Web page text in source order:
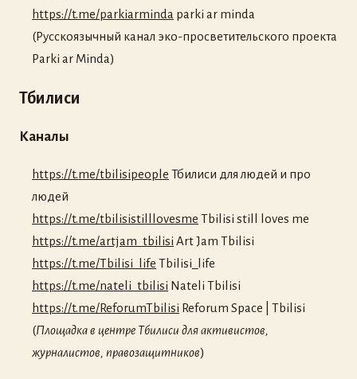
https://t.me/parkiarminda parki ar minda
(Русскоязычный канал эко-просветительского проекта
Parki ar Minda)
Тбилиси
Каналы
https://t.me/tbilisipeople Тбилиси для людей и про
людей
https://t.me/tbilisistilllovesme Tbilisi still loves me
https://t.me/artjam_tbilisi Art Jam Tbilisi
https://t.me/Tbilisi_life Tbilisi_life
https://t.me/nateli_tbilisi Nateli Tbilisi
https://t.me/ReforumTbilisi Reforum Space | Tbilisi
(Площадка в центре Тбилиси для активистов,
журналистов, правозащитников)